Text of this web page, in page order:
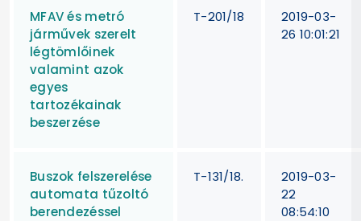
MFAV és metró
járművek szerelt
légtömlőinek
valamint azok
egyes
tartozékainak
beszerzése
T-201/18
2019-03-
26 10:01:21
Buszok felszerelése
automata tűzoltó
berendezéssel
T-131/18.
2019-03-
22
08:54:10